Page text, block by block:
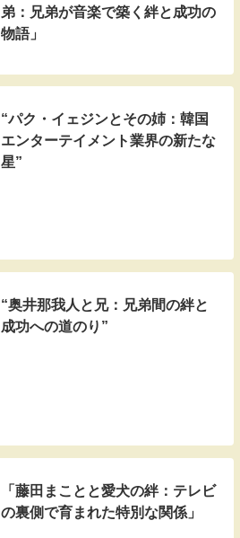
弟：兄弟が音楽で築く絆と成功の
物語」
“パク・イェジンとその姉：韓国
エンターテイメント業界の新たな
星”
“奥井那我人と兄：兄弟間の絆と
成功への道のり”
「藤田まことと愛犬の絆：テレビ
の裏側で育まれた特別な関係」